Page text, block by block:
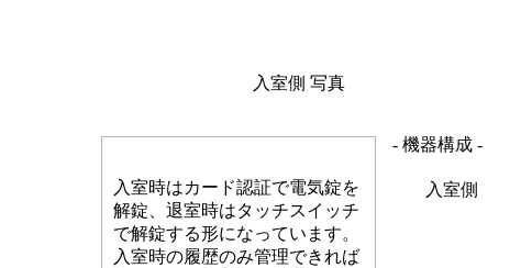
入室側 写真
入室時はカード認証で電気錠を
解錠、退室時はタッチスイッチ
で解錠する形になっています。
入室時の履歴のみ管理できれば
- 機器構成 -
入室側